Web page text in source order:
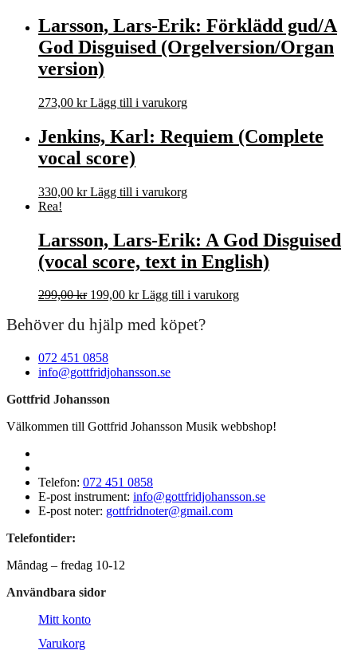
Larsson, Lars-Erik: Förklädd gud/A
God Disguised (Orgelversion/Organ
version)
273,00 kr Lägg till i varukorg
Jenkins, Karl: Requiem (Complete
vocal score)
330,00 kr Lägg till i varukorg
Rea!
Larsson, Lars-Erik: A God Disguised
(vocal score, text in English)
299,00kr Det
priset
var:
299,00 kr.
199,00 krDet
priset
Lägg till i varukorg
Behöver du hjälp med köpet?
072 451 0858
info@gottfridjohansson.se
Gottfrid Johansson
Välkommen till Gottfrid Johansson Musik webbshop!
Telefon: 072 451 0858
E-post instrument: info@gottfridjohansson.se
E-post noter: gottfridnoter@gmail.com
Telefontider:
Måndag – fredag 10-12
Användbara sidor
Mitt konto
Varukorg